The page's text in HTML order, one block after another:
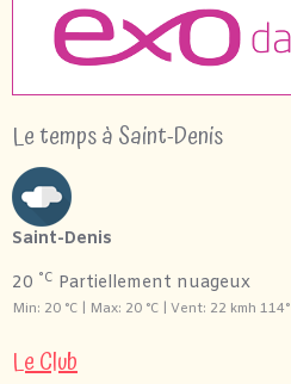
Le temps à Saint-Denis
Saint-Denis
20 °C Partiellement nuageux
Min: 20 °C | Max: 20 °C | Vent: 22 kmh 114°
Le Club